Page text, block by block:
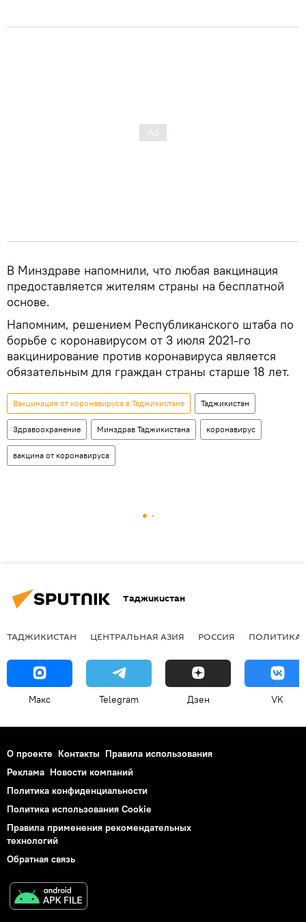
В Минздраве напомнили, что любая вакцинация
предоставляется жителям страны на бесплатной
основе.
Напомним, решением Республиканского штаба по
борьбе с коронавирусом от 3 июля 2021-го
вакцинирование против коронавируса является
обязательным для граждан страны старше 18 лет.
Вакцинация от коронавируса в Таджикистане Таджикистан
Здравоохранение Минздрав Таджикистана коронавирус
вакцина от коронавируса
Таджикистан
ТАДЖИКИСТАН ЦЕНТРАЛЬНАЯ АЗИЯ РОССИЯ ПОЛИТИКА
Макс Telegram Дзен VK
О проекте Контакты Правила использования
Реклама Новости компаний
Политика конфиденциальности
Политика использования Cookie
Правила применения рекомендательных
технологий
Обратная связь